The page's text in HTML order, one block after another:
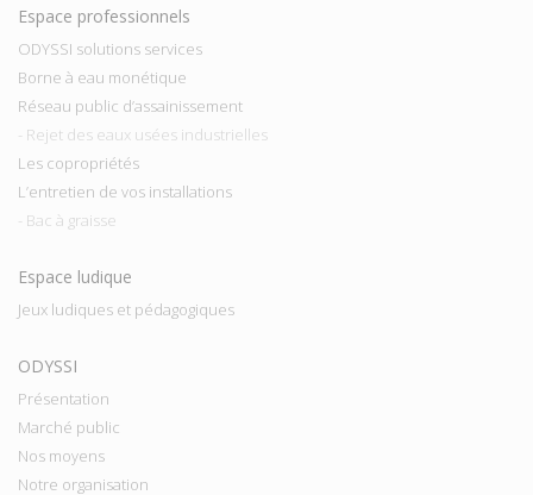
Espace professionnels
ODYSSI solutions services
Borne à eau monétique
Réseau public d’assainissement
- Rejet des eaux usées industrielles
Les copropriétés
L’entretien de vos installations
- Bac à graisse
Espace ludique
Jeux ludiques et pédagogiques
ODYSSI
Présentation
Marché public
Nos moyens
Notre organisation